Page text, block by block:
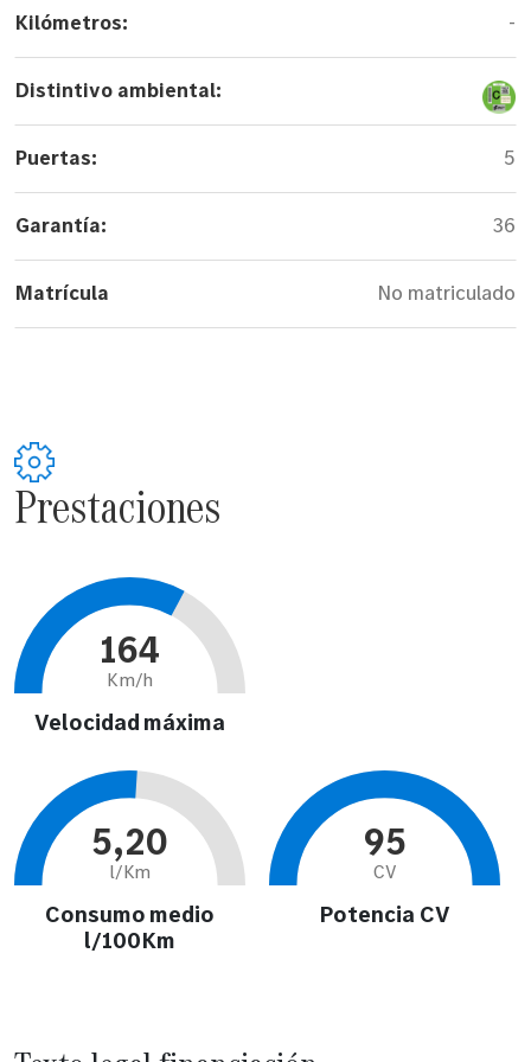
Kilómetros: -
Distintivo ambiental:
Puertas: 5
Garantía: 36
Matrícula No matriculado
Prestaciones
164
Km/h
Velocidad máxima
5,20
l/Km
Consumo medio
l/100Km
95
CV
Potencia CV